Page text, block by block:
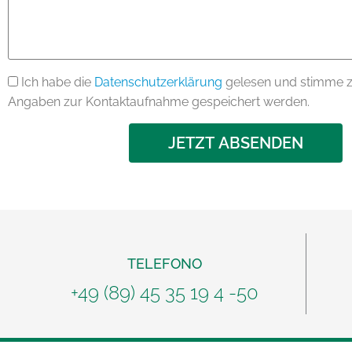
Ich habe die Datenschutzerklärung gelesen und stimme
Angaben zur Kontaktaufnahme gespeichert werden.
JETZT ABSENDEN
TELEFONO
+49 (89) 45 35 19 4 -50